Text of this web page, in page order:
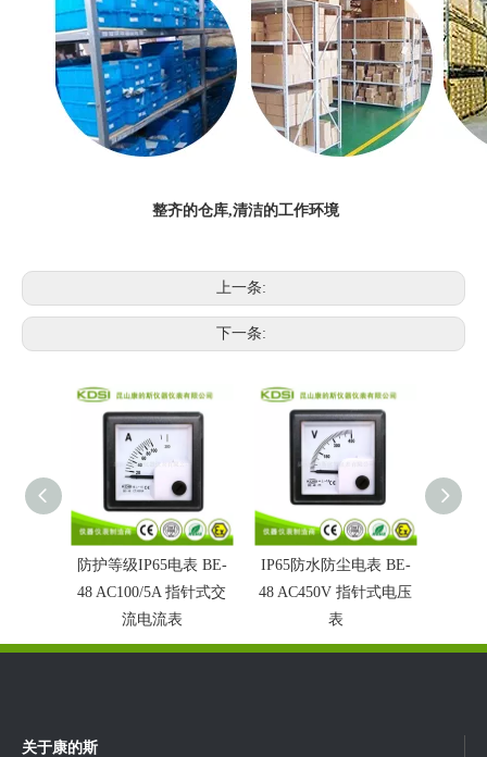
整齐的仓库,清洁的工作环境
上一条:
下一条:
防护等级IP65电表 BE-
48 AC100/5A 指针式交
流电流表
IP65防水防尘电表 BE-
48 AC450V 指针式电压
表
关于康的斯